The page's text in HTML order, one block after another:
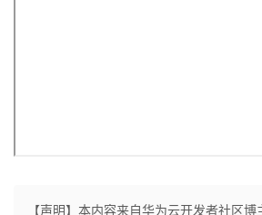
【声明】本内容来自华为云开发者社区